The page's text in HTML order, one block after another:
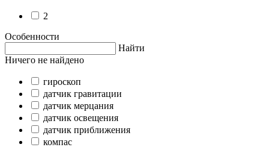
2
Особенности
Найти
Ничего не найдено
гироскоп
датчик гравитации
датчик мерцания
датчик освещения
датчик приближения
компас